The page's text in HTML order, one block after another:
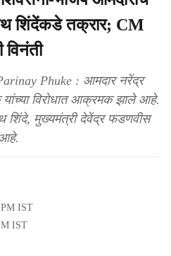
शिंदेंकडे तक्रार; CM
विनंती
Phuke : आमदार नरेंद्र
विरोधात आक्रमक झाले आहे.
शिंदे, मुख्यमंत्री देवेंद्र फडणवीस
आहे.
IST
IST